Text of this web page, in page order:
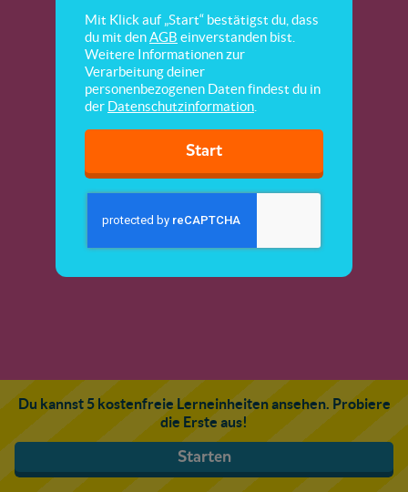
Du kannst 5 kostenfreie Lerneinheiten ansehen. Probiere
die Erste aus!
Starten
Mit Klick auf „Start“ bestätigst du, dass
du mit denAGB einverstanden bist.
Weitere Informationen zur
Verarbeitung deiner
personenbezogenen Daten findest du in
der Datenschutzinformation
Start